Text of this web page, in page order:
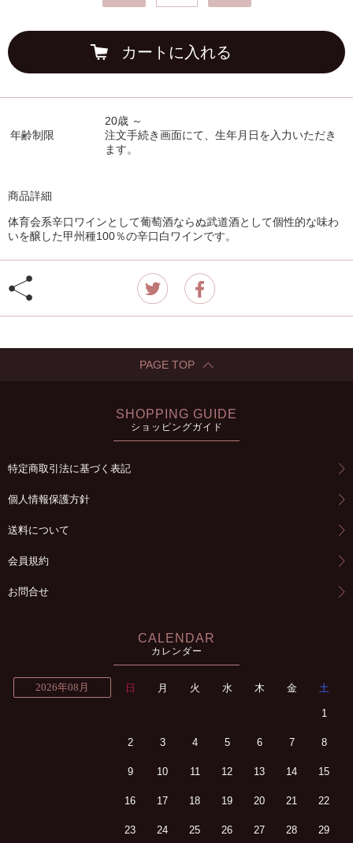
カートに入れる
年齢制限
20歳 ～
注文手続き画面にて、生年月日を入力いただき
ます。
商品詳細
体育会系辛口ワインとして葡萄酒ならぬ武道酒として個性的な味わ
いを醸した甲州種100％の辛口白ワインです。
PAGE TOP
SHOPPING GUIDE
ショッピングガイド
特定商取引法に基づく表記
個人情報保護方針
送料について
会員規約
お問合せ
CALENDAR
カレンダー
2026年08月 日 月 火 水 木 金 土
1
2 3 4 5 6 7 8
9 10 11 12 13 14 15
16 17 18 19 20 21 22
23 24 25 26 27 28 29